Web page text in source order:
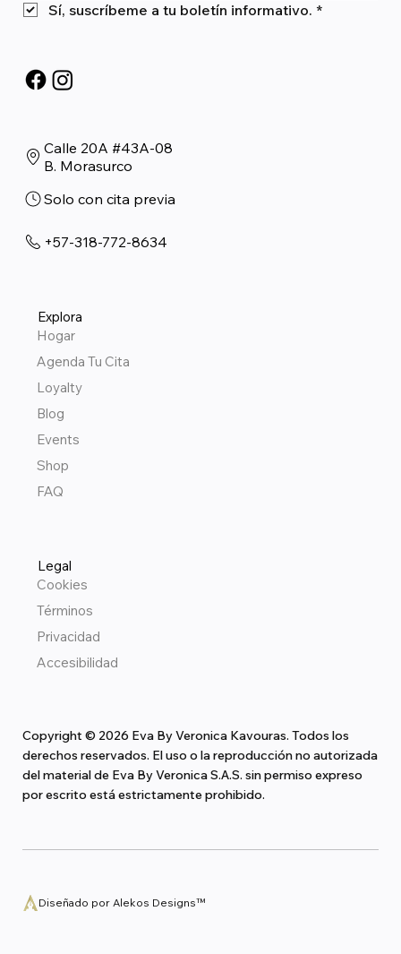
Sí, suscríbeme a tu boletín informativo. *
Calle 20A #43A-08
B. Morasurco
Solo con cita previa
+57-318-772-8634
Explora
Hogar
Agenda Tu Cita
Loyalty
Blog
Events
Shop
FAQ
Legal
Cookies
Términos
Privacidad
Accesibilidad
Copyright © 2026 Eva By Veronica Kavouras. Todos los
derechos reservados. El uso o la reproducción no autorizada
del material de Eva By Veronica S.A.S. sin permiso expreso
por escrito está estrictamente prohibido.
Diseñado por Alekos Designs™